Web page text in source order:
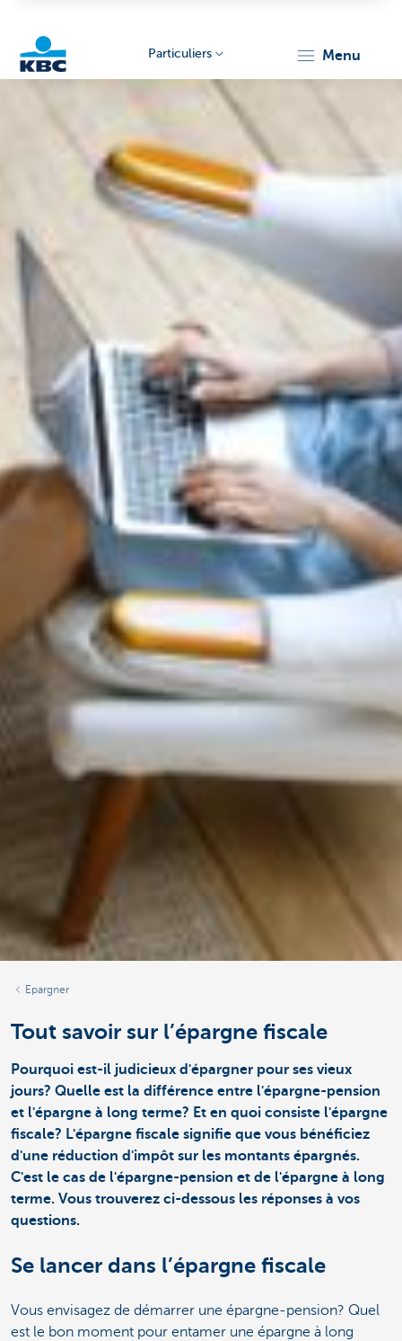
Particuliers menu
Epargner
Tout savoir sur l’épargne fiscale
Pourquoi est-il judicieux d'épargner pour ses vieux
jours? Quelle est la différence entre l'épargne-pension
et l'épargne à long terme? Et en quoi consiste l'épargne
fiscale? L'épargne fiscale signifie que vous bénéficiez
d'une réduction d'impôt sur les montants épargnés.
C'est le cas de l'épargne-pension et de l'épargne à long
terme. Vous trouverez ci-dessous les réponses à vos
questions.
Se lancer dans l’épargne fiscale
Vous envisagez de démarrer une épargne-pension? Quel
est le bon moment pour entamer une épargne à long